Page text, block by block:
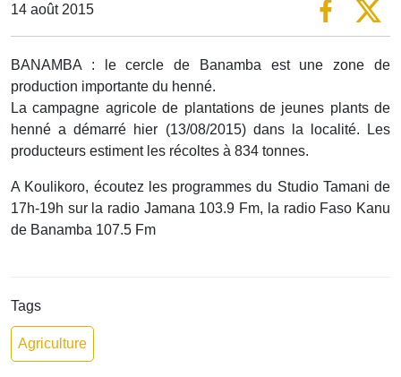
14 août 2015
BANAMBA : le cercle de Banamba est une zone de
production importante du henné.
La campagne agricole de plantations de jeunes plants de
henné a démarré hier (13/08/2015) dans la localité. Les
producteurs estiment les récoltes à 834 tonnes.
A Koulikoro, écoutez les programmes du Studio Tamani de
17h-19h sur la radio Jamana 103.9 Fm, la radio Faso Kanu
de Banamba 107.5 Fm
Tags
Agriculture